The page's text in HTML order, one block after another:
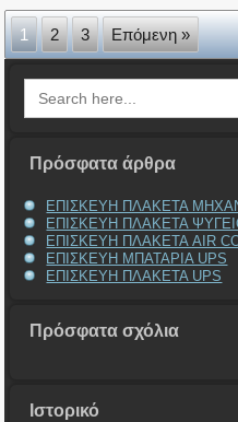
1 2 3 Επόμενη »
Search
for:
Πρόσφατα άρθρα
ΕΠΙΣΚΕΥΗ ΠΛΑΚΕΤΑ
ΕΠΙΣΚΕΥΗ ΠΛΑΚΕΤΑ
ΕΠΙΣΚΕΥΗ ΠΛΑΚΕΤΑ AIR
ΕΠΙΣΚΕΥΗ ΜΠΑΤΑΡΙΑ UPS
ΕΠΙΣΚΕΥΗ ΠΛΑΚΕΤΑ UPS
Πρόσφατα σχόλια
Ιστορικό